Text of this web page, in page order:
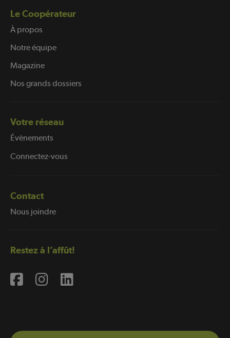
Le Coopérateur
À propos
Notre équipe
Magazine
Nos grands dossiers
Votre réseau
Évènements
Connectez-vous
Contact
Nous joindre
Restez à l’affût!